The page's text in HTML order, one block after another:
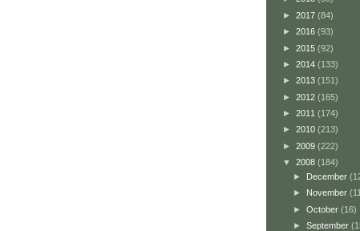
► 2017 (84)
► 2016 (93)
► 2015 (92)
► 2014 (133)
► 2013 (151)
► 2012 (165)
► 2011 (174)
► 2010 (213)
► 2009 (222)
▼ 2008 (184)
► December
► November
► October (16)
► September